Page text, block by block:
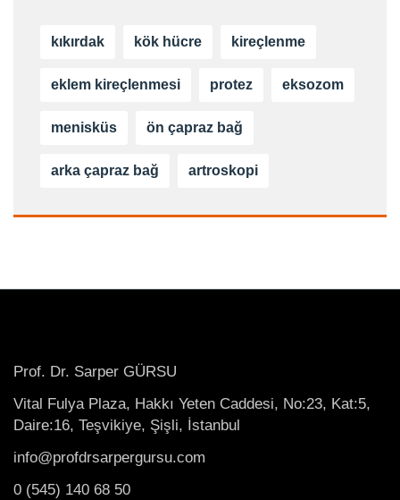
kıkırdak kök hücre kireçlenme
eklem kireçlenmesi protez eksozom
menisküs ön çapraz bağ
arka çapraz bağ artroskopi
Prof. Dr. Sarper GÜRSU
Vital Fulya Plaza, Hakkı Yeten Caddesi, No:23, Kat:5,
Daire:16, Teşvikiye, Şişli, İstanbul
info@profdrsarpergursu.com
0 (545) 140 68 50